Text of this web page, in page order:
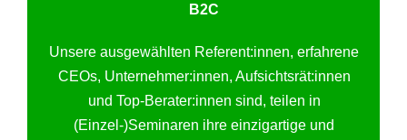
B2C
Unsere ausgewählten Referent:innen, erfahrene
CEOs, Unternehmer:innen, Aufsichtsrät:innen
und Top-Berater:innen sind, teilen in
(Einzel-)Seminaren ihre einzigartige und